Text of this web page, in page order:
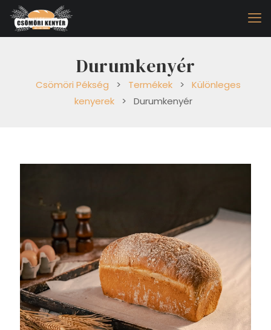
Durumkenyér
Csömöri Pékség > Termékek >
Különleges
kenyerek
> Durumkenyér